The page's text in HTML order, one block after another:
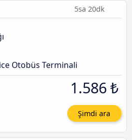
5sa 20dk
Otobüs Terminali
1.586 ₺
Şimdi ara